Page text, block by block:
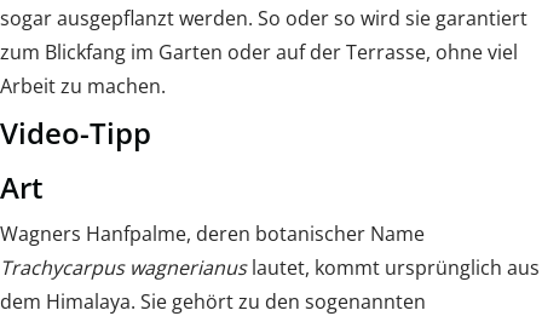
sogar ausgepflanzt werden. So oder so wird sie garantiert
zum Blickfang im Garten oder auf der Terrasse, ohne viel
Arbeit zu machen.
Video-Tipp
Art
Wagners Hanfpalme, deren botanischer Name
Trachycarpus wagnerianuslautet, kommt ursprünglich aus
dem Himalaya. Sie gehört zu den sogenannten